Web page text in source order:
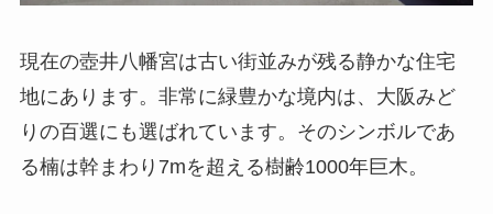
現在の壺井八幡宮は古い街並みが残る静かな住宅
地にあります。非常に緑豊かな境内は、大阪みど
りの百選にも選ばれています。そのシンボルであ
る楠は幹まわり7mを超える樹齢1000年巨木。